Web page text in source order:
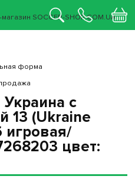
с
13 (Ukraine
игровая/
цвет: